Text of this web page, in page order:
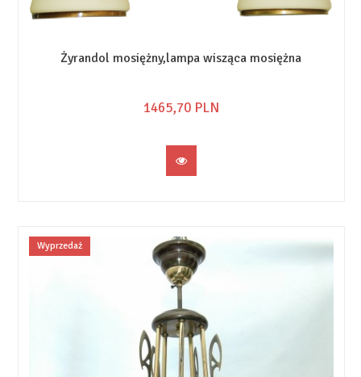
Żyrandol mosiężny,lampa wisząca mosiężna
1465,70PLN
Wyprzedaż